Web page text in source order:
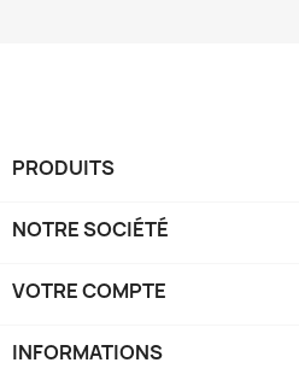
PRODUITS
NOTRE SOCIÉTÉ
VOTRE COMPTE
INFORMATIONS